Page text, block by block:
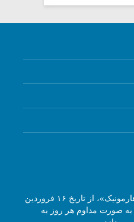
مجله آنلاین موسیقی «گفتگوی هارمونیک»، از تاریخ ۱۶ فروردین
به صورت مداوم هر روز به